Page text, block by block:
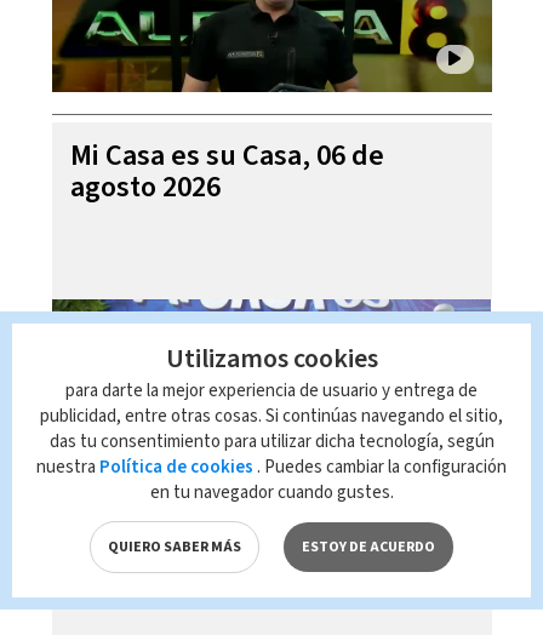
Mi Casa es su Casa, 06 de
agosto 2026
Telediario En Directo con Paula
Brenes, 06 de agosto 2026
Utilizamos cookies
para darte la mejor experiencia de usuario y entrega de
publicidad, entre otras cosas. Si continúas navegando el sitio,
das tu consentimiento para utilizar dicha tecnología, según
nuestra Política de cookies . Puedes cambiar la configuración
en tu navegador cuando gustes.
QUIERO SABER MÁS ESTOY DE ACUERDO